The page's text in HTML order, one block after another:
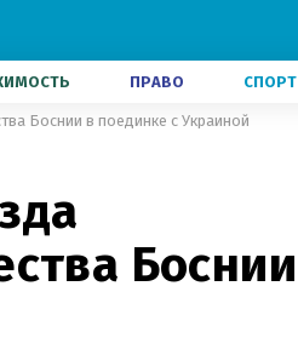
ПРАВО СПОРТ
Боснии в поединке с Украиной
Боснии